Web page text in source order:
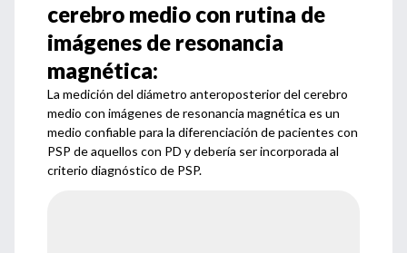
cerebro medio con rutina de
imágenes de resonancia
magnética:
La medición del diámetro anteroposterior del cerebro
medio con imágenes de resonancia magnética es un
medio confiable para la diferenciación de pacientes con
PSP de aquellos con PD y debería ser incorporada al
criterio diagnóstico de PSP.